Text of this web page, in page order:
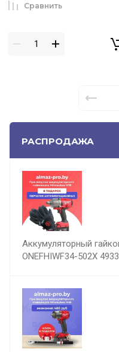
РАСПРОДАЖА
Аккумуляторный
ONEFHIWF34-502X
Сравнить